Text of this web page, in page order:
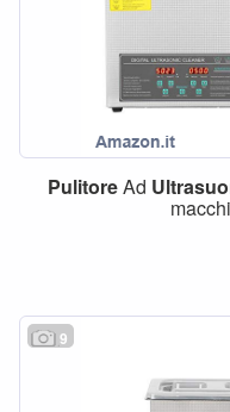
PulitoreAd
9